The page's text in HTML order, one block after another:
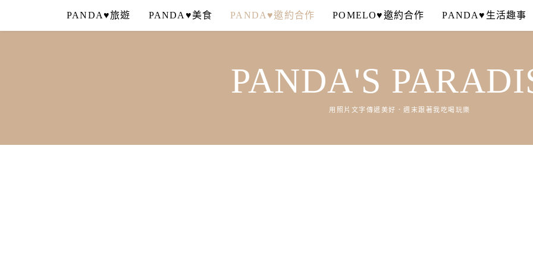
content
PANDA♥旅遊 PANDA♥美食 PANDA♥邀約合作 POMELO♥邀約合作 PANDA♥生活趣事
PANDA'S
用照片文字傳遞美好．週末跟著我吃喝玩樂